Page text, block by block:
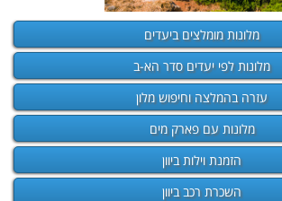
מלונות מומלצים ביעדים
מלונות לפי יעדים סדר הא-ב
עזרה בהמלצה וחיפוש מלון
מלונות עם פארק מים
הזמנת וילות ביוון
השכרת רכב ביוון